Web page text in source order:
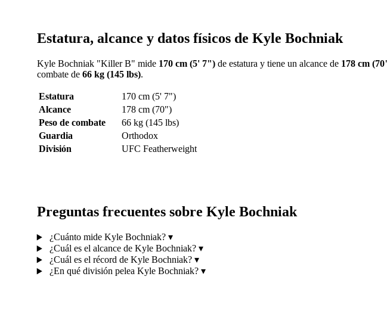
Estatura, alcance y datos físicos de Kyle Bochniak
Kyle Bochniak "Killer B" mide 170 cm (5' 7")de estatura y tiene un alcance de 178 cm
combate de 66 kg (145 lbs).
Estatura
170 cm (5' 7")
Alcance
178 cm (70")
Peso de combate
66 kg (145 lbs)
Guardia
Orthodox
División
UFC Featherweight
Preguntas frecuentes sobre Kyle Bochniak
¿Cuánto mide Kyle Bochniak? ▾
¿Cuál es el alcance de Kyle Bochniak? ▾
¿Cuál es el récord de Kyle Bochniak? ▾
¿En qué división pelea Kyle Bochniak? ▾